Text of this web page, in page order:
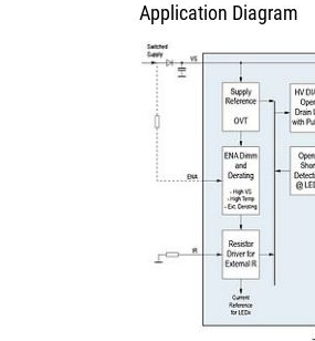
Application Diagram